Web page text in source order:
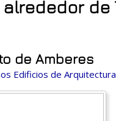
alrededor
de Amberes
Edificios de